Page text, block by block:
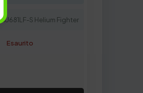
AU681LF-S Helium Fighter
Esaurito